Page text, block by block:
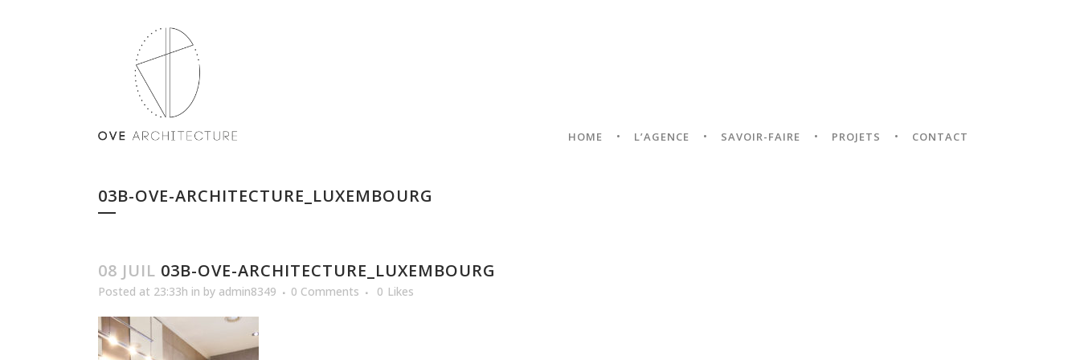
HOME L’AGENCE SAVOIR-FAIRE PROJETS CONTACT
03B-OVE-ARCHITECTURE_LUXEMBOURG
08 JUIL 03B-OVE-ARCHITECTURE_LUXEMBOURG
Posted at 23:33h in by admin8349 0 Comments 0 Likes